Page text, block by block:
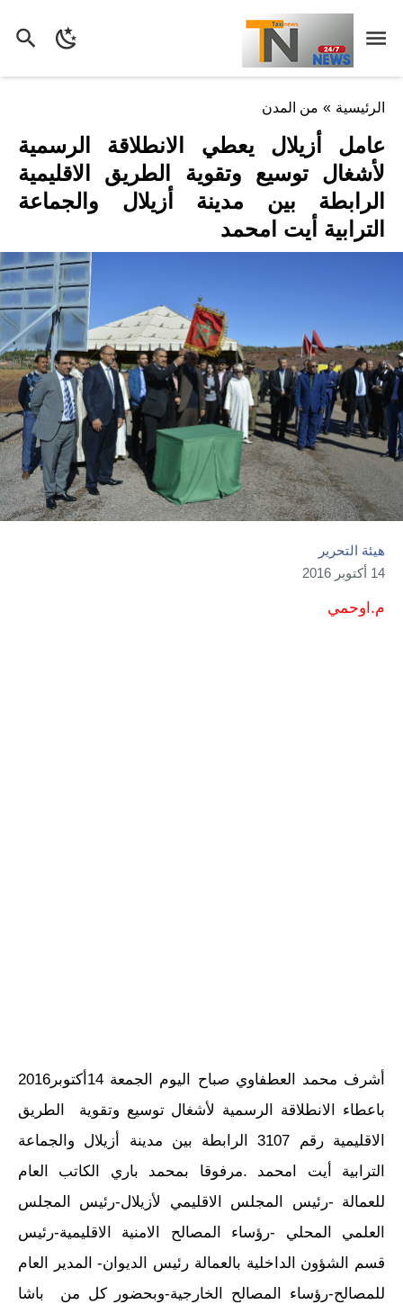
الرئيسية » من المدن
عامل أزيلال يعطي الانطلاقة الرسمية
لأشغال توسيع وتقوية الطريق الاقليمية
الرابطة بين مدينة أزيلال والجماعة
الترابية أيت امحمد
هيئة التحرير
14 أكتوبر 2016
م.اوحمي
أشرف محمد العطفاوي صباح اليوم الجمعة 14أكتوبر2016
باعطاء الانطلاقة الرسمية لأشغال توسيع وتقوية الطريق
الاقليمية رقم 3107 الرابطة بين مدينة أزيلال والجماعة
الترابية أيت امحمد .مرفوقا بمحمد باري الكاتب العام
للعمالة -رئيس المجلس الاقليمي لأزيلال-رئيس المجلس
العلمي المحلي -رؤساء المصالح الامنية الاقليمية-رئيس
قسم الشؤون الداخلية بالعمالة رئيس الديوان- المدير العام
للمصالح-رؤساء المصالح الخارجية-وبحضور كل من باشا